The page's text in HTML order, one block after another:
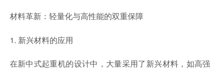
材料革新：轻量化与高性能的双重保障
1. 新兴材料的应用
在新中式起重机的设计中，大量采用了新兴材料，如高强